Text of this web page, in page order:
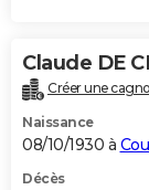
Claude DE
Créer une
Naissance
08/10/1930 à
Décès